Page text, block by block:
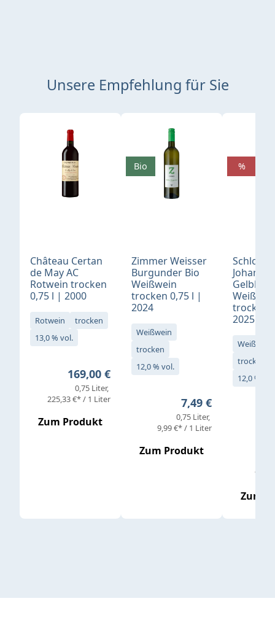
Unsere Empfehlung für Sie
Produktgalerie überspringen
Château Certan
de May AC
Rotwein trocken
0,75 l | 2000
Rotwein
trocken
13,0 % vol.
Regulärer Preis:
169,00 €
0,75 Liter
225,33 €* / 1 Liter
Zum Produkt
Zimmer Weisser
Burgunder Bio
Weißwein
trocken 0,75 l |
2024
Weißwein
trocken
12,0 % vol.
Regulärer Preis:
7,49 €
0,75 Liter
9,99 €* / 1 Liter
Zum Produkt
Bio
Schloß
Gelblack
trocken
2025
Weißwein
trocken
12,0 % vol.
Zum
%